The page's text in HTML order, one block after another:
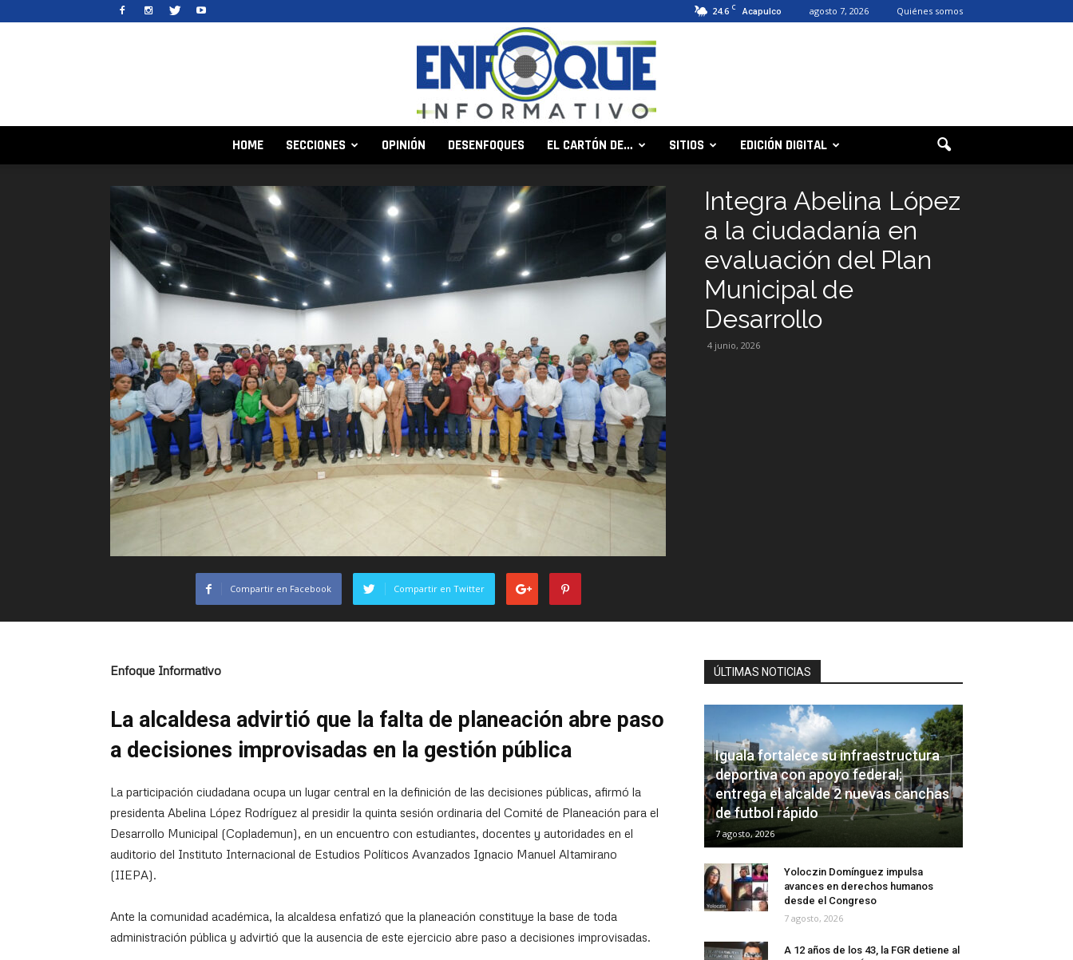
24.6 C Acapulco agosto 7, 2026 Quiénes somos
Informativo
HOME SECCIONES OPINIÓN DESENFOQUES EL CARTÓN DE… SITIOS EDICIÓN DIGITAL
Integra Abelina López
a la ciudadanía en
evaluación del Plan
Municipal de
Desarrollo
4 junio, 2026
Compartir en Facebook Compartir en Twitter
Enfoque Informativo
La alcaldesa advirtió que la falta de planeación abre paso
a decisiones improvisadas en la gestión pública
La participación ciudadana ocupa un lugar central en la definición de las decisiones públicas, afirmó la
presidenta Abelina López Rodríguez al presidir la quinta sesión ordinaria del Comité de Planeación para el
Desarrollo Municipal (Coplademun), en un encuentro con estudiantes, docentes y autoridades en el
auditorio del Instituto Internacional de Estudios Políticos Avanzados Ignacio Manuel Altamirano
(IIEPA).
Ante la comunidad académica, la alcaldesa enfatizó que la planeación constituye la base de toda
administración pública y advirtió que la ausencia de este ejercicio abre paso a decisiones improvisadas.
ÚLTIMAS NOTICIAS
Iguala fortalece su infraestructura
deportiva con apoyo federal;
entrega el alcalde 2 nuevas canchas
de futbol rápido
7 agosto, 2026
Yoloczin Domínguez impulsa
avances en derechos humanos
desde el Congreso
7 agosto, 2026
A 12 años de los 43, la FGR detiene al